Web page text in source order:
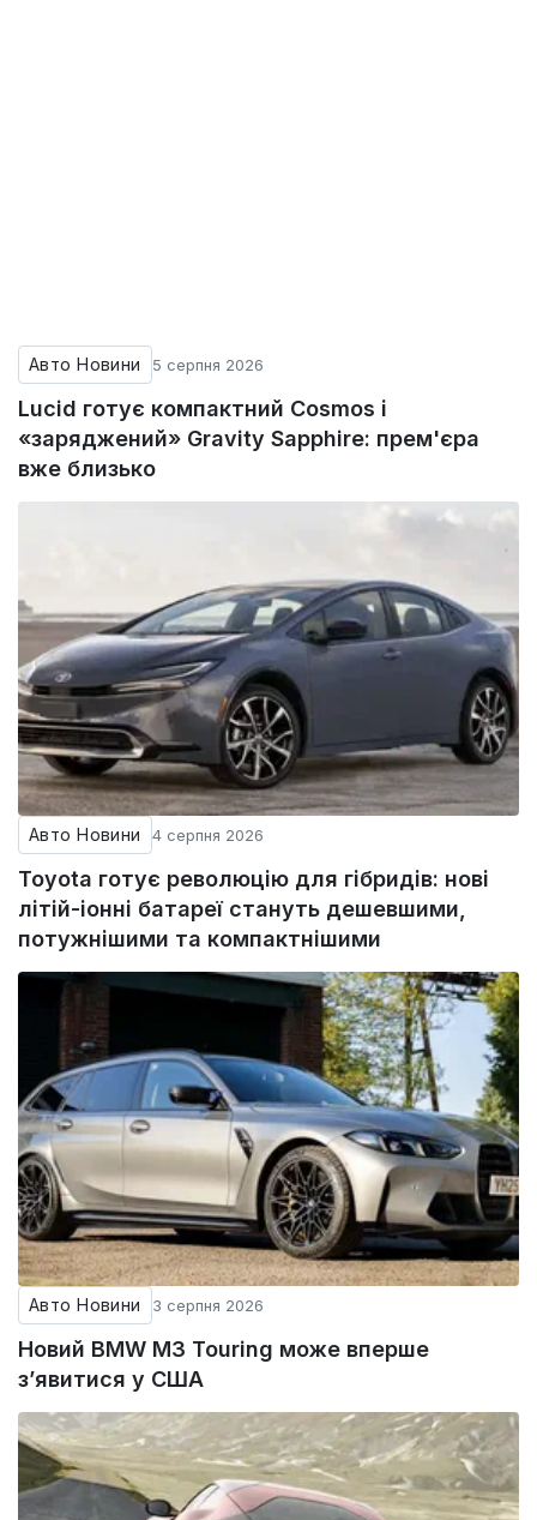
Авто Новини 5 серпня 2026
Lucid готує компактний Cosmos і
«заряджений» Gravity Sapphire: прем'єра
вже близько
Авто Новини 4 серпня 2026
Toyota готує революцію для гібридів: нові
літій-іонні батареї стануть дешевшими,
потужнішими та компактнішими
Авто Новини 3 серпня 2026
Новий BMW M3 Touring може вперше
з’явитися у США